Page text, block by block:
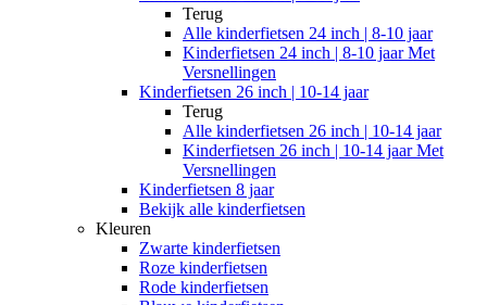
Terug
Alle kinderfietsen 24 inch | 8-10 jaar
Kinderfietsen 24 inch | 8-10 jaar Met
Versnellingen
Kinderfietsen 26 inch | 10-14 jaar
Terug
Alle kinderfietsen 26 inch | 10-14 jaar
Kinderfietsen 26 inch | 10-14 jaar Met
Versnellingen
Kinderfietsen 8 jaar
Bekijk alle kinderfietsen
Kleuren
Zwarte kinderfietsen
Roze kinderfietsen
Rode kinderfietsen